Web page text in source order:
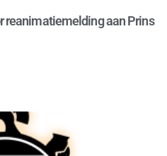
reanimatiemelding aan Prins